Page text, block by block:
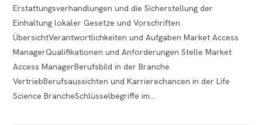
Erstattungsverhandlungen und die Sicherstellung der
Einhaltung lokaler Gesetze und Vorschriften.
ÜbersichtVerantwortlichkeiten und Aufgaben Market Access
ManagerQualifikationen und Anforderungen Stelle Market
Access ManagerBerufsbild in der Branche
VertriebBerufsaussichten und Karrierechancen in der Life
Science BrancheSchlüsselbegriffe im…